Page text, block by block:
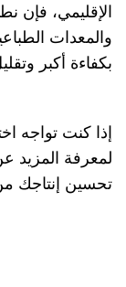
الإقليمي، فإن
والمعدات
بكفاءة أكبر
إذا كنت تواجه
تحسين إنتاجك